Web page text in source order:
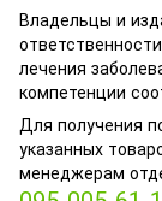
Владельцы и
лечения
компетенции
Для получения
указанных
менеджерам